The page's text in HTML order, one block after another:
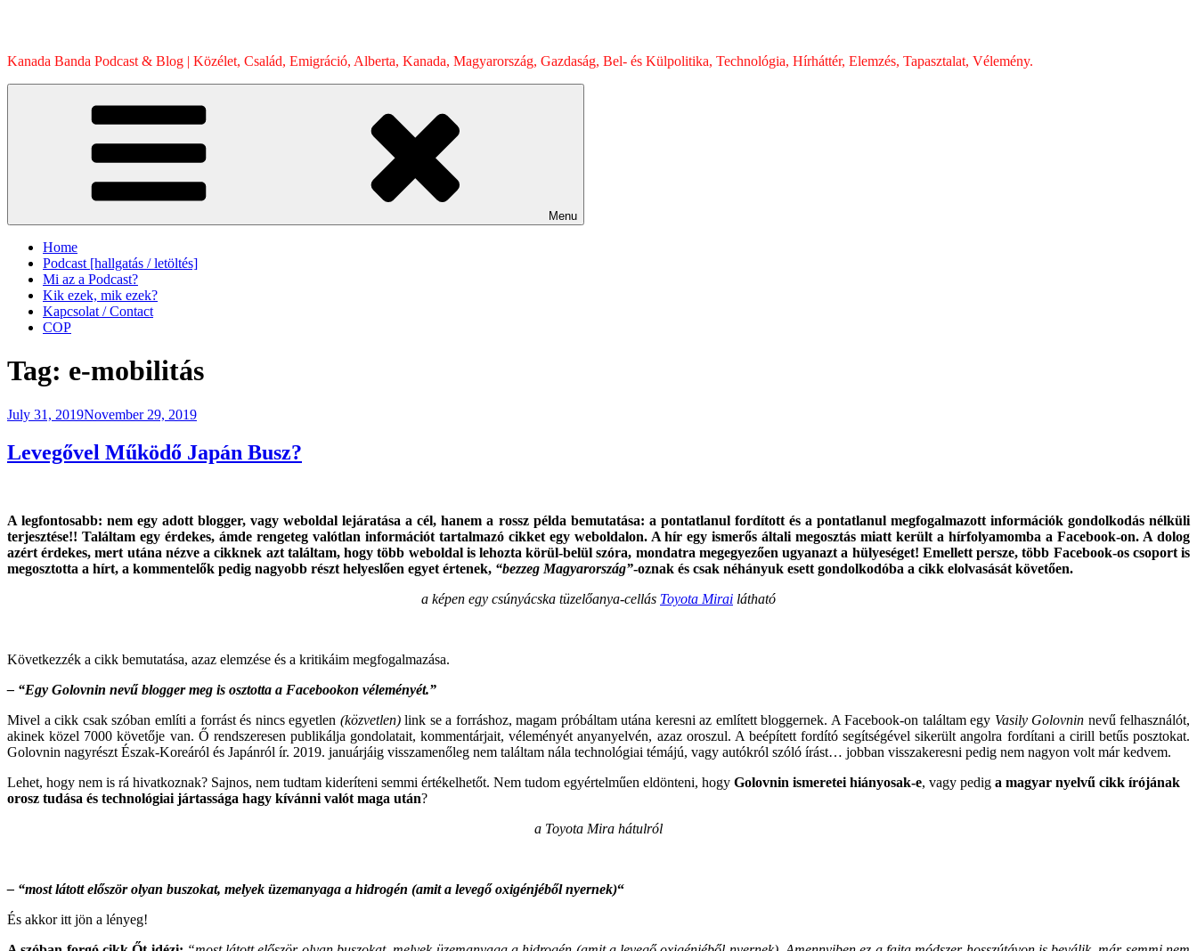
Kanada Banda Podcast & Blog | Közélet, Család, Emigráció, Alberta, Kanada, Magyarország, Gazdaság, Bel- és Külpolitika, Technológia, Hírháttér, Elemzés, Tapasztalat, Vélemény.
Menu
Home
Podcast [hallgatás / letöltés]
Mi az a Podcast?
Kik ezek, mik ezek?
Kapcsolat / Contact
COP
Tag: e-mobilitás
Posted
July 31, 2019November 29, 2019
Levegővel Működő Japán Busz?
A legfontosabb: nem egy adott blogger, vagy weboldal lejáratása a cél, hanem a rossz példa bemutatása: a pontatlanul fordított és a pontatlanul megfogalmazott információk gondolkodás nélküli
terjesztése!! Találtamegy érdekes, ámde rengeteg valótlan információt tartalmazó cikket egy weboldalon. A hír egy ismerős általi megosztás miatt került a hírfolyamomba a Facebook-on. A dolog
azért érdekes, mert utána nézve a cikknek azt találtam, hogy több weboldal is lehozta körül-belül szóra, mondatra megegyezően ugyanazt a hülyeséget! Emellett persze, több Facebook-os csoport is
megosztotta a hírt, a kommentelők pedig nagyobb részt helyeslően egyet értenek, “bezzeg Magyarország”-oznak és csak néhányuk esett gondolkodóba a cikk elolvasását követően.
a képen egy csúnyácska tüzelőanya-cellás Toyota Mirai látható
Következzék a cikk bemutatása, azaz elemzése és a kritikáim megfogalmazása.
– “Egy Golovnin nevű blogger meg is osztotta a Facebookon véleményét.”
Mivel a cikk csak szóban említi a forrást és nincs egyetlen (közvetlen)link se a forráshoz, magam próbáltam utána keresni az említett bloggernek. A Facebook-on találtam egy Vasily Golovnin nevű felhasználót,
akinek közel 7000 követője van. Ő rendszeresen publikálja gondolatait, kommentárjait, véleményét anyanyelvén, azaz oroszul. A beépített fordító segítségével sikerült angolra fordítani a cirill betűs posztokat.
Golovnin nagyrészt Észak-Koreáról és Japánról ír. 2019. januárjáig visszamenőleg nem találtam nála technológiai témájú, vagy autókról szóló írást… jobban visszakeresni pedig nem nagyon volt már kedvem.
Lehet, hogy nem is rá hivatkoznak? Sajnos, nem tudtam kideríteni semmi értékelhetőt. Nem tudom egyértelműen eldönteni, hogy Golovnin ismeretei hiányosak-e, vagy pedig a magyar nyelvű cikk írójának
orosz tudása és technológiai jártassága hagy kívánni valót maga után?
a Toyota Mira hátulról
– “most látott először olyan buszokat, melyek üzemanyaga a hidrogén (amit a levegő oxigénjéből nyernek)“
És akkor itt jön a lényeg!